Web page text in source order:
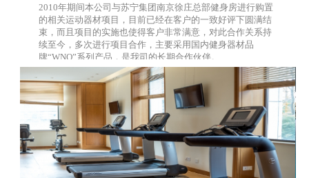
2010年期间本公司与苏宁集团南京徐庄总部健身房进行购置
的相关运动器材项目，目前已经在客户的一致好评下圆满结
束，而且项目的实施也使得客户非常满意，对此合作关系持
续至今，多次进行项目合作，主要采用国内健身器材品
牌“WNQ”系列产品，是我司的长期合作伙伴。